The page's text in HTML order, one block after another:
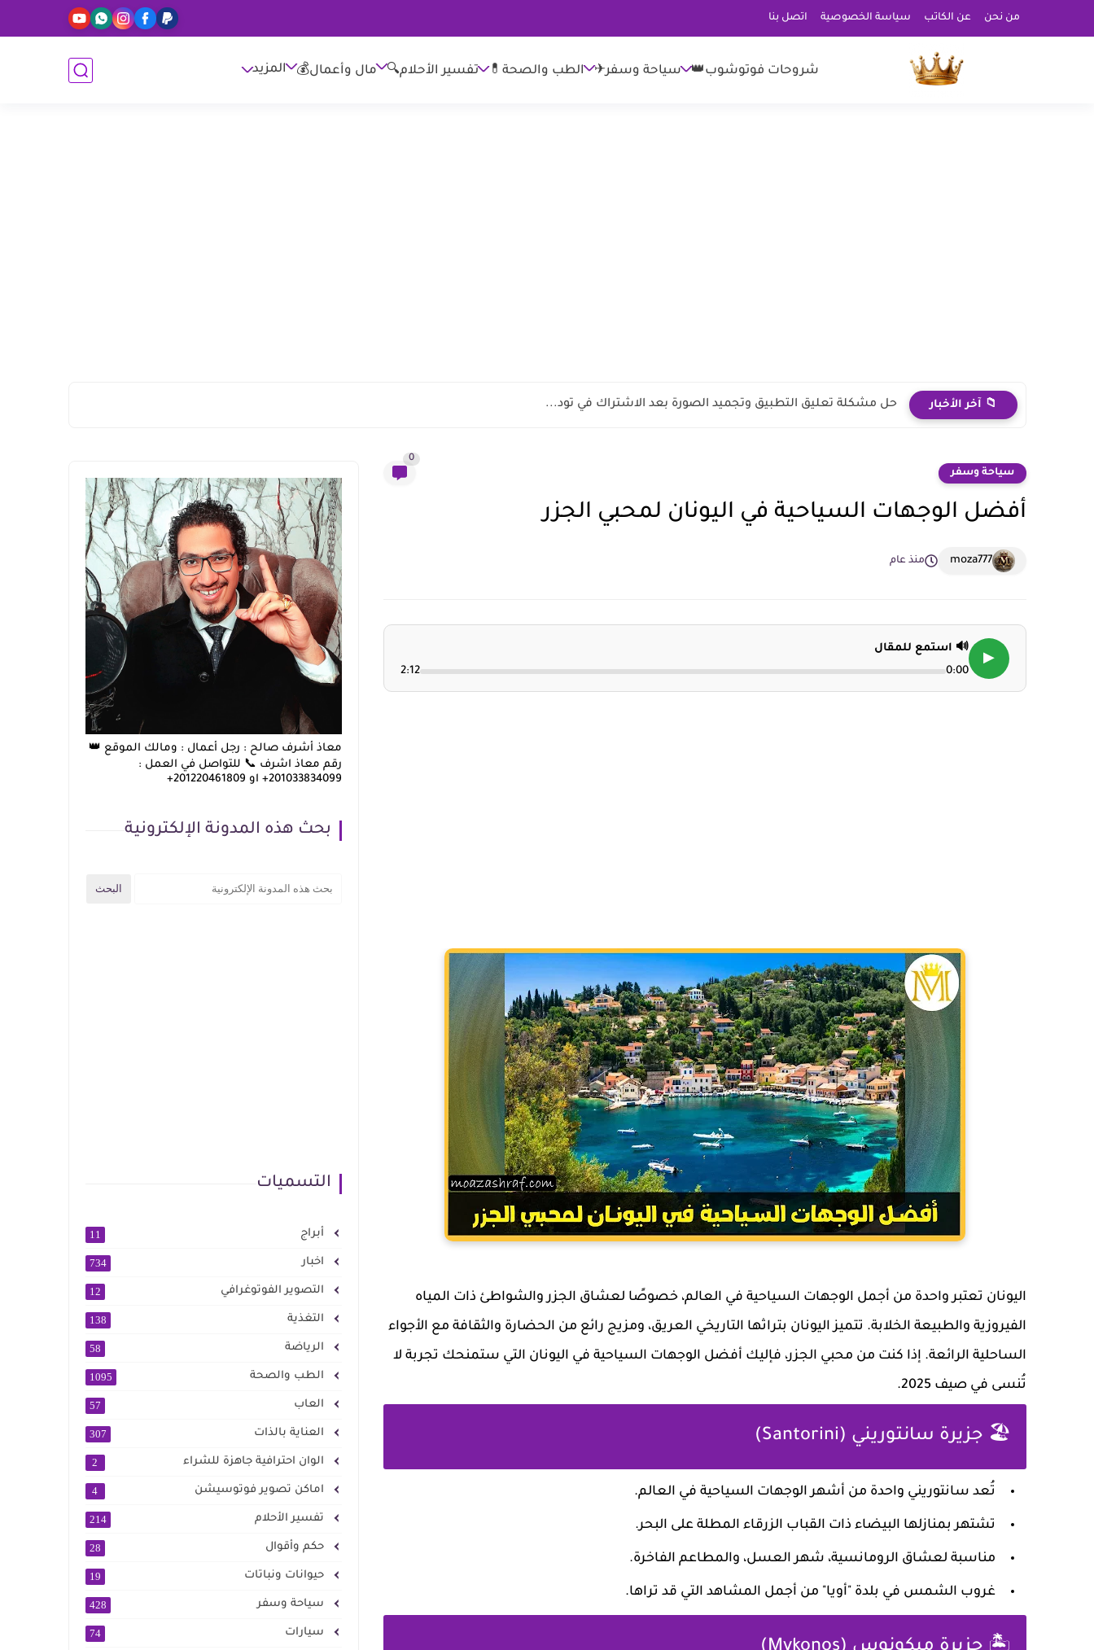
من نحن عن الكاتب سياسة الخصوصية اتصل بنا
شروحات فوتوشوب👑 سياحة وسفر✈ الطب والصحة💊 تفسير الأحلام🔍 مال وأعمال💰 المزيد
📁 آخر الأخبار حل مشكلة تعليق التطبيق وتجميد الصورة بعد الاشتراك في تود...
سياحة وسفر
0
أفضل الوجهات السياحية في اليونان لمحبي الجزر
moza777 منذ عام
▶
🔊 استمع للمقال
0:00
2:12
اليونان تعتبر واحدة من أجمل الوجهات السياحية في العالم، خصوصًا لعشاق الجزر والشواطئ ذات المياه
الفيروزية والطبيعة الخلابة. تتميز اليونان بتراثها التاريخي العريق، ومزيج رائع من الحضارة والثقافة مع الأجواء
الساحلية الرائعة. إذا كنت من محبي الجزر، فإليك أفضل الوجهات السياحية في اليونان التي ستمنحك تجربة لا
تُنسى في صيف 2025.
🏖️ جزيرة سانتوريني (Santorini)
تُعد سانتوريني واحدة من أشهر الوجهات السياحية في العالم.
تشتهر بمنازلها البيضاء ذات القباب الزرقاء المطلة على البحر.
مناسبة لعشاق الرومانسية، شهر العسل، والمطاعم الفاخرة.
غروب الشمس في بلدة "أويا" من أجمل المشاهد التي قد تراها.
معاذ أشرف صالح : رجل أعمال : ومالك الموقع 👑
رقم معاذ اشرف 📞 للتواصل في العمل :
201033834099+ او 201220461809+
بحث هذه المدونة الإلكترونية
التسميات
أبراج 11
اخبار 734
التصوير الفوتوغرافي 12
التغذية 138
الرياضة 58
الطب والصحة 1095
العاب 57
العناية بالذات 307
الوان احترافية جاهزة للشراء 2
اماكن تصوير فوتوسيشن 4
تفسير الأحلام 214
حكم وأقوال 28
حيوانات ونباتات 19
سياحة وسفر 428
سيارات 74